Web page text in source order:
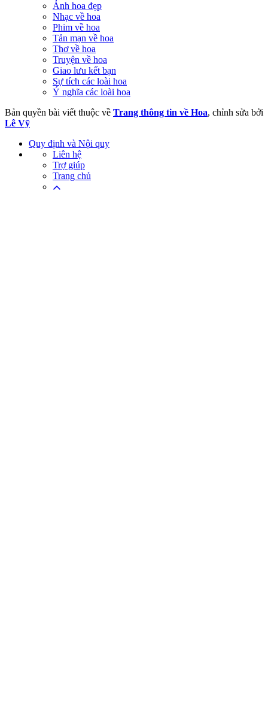
Ảnh hoa đẹp
Nhạc về hoa
Phim về hoa
Tản mạn về hoa
Thơ về hoa
Truyện về hoa
Giao lưu kết bạn
Sự tích các loài hoa
Ý nghĩa các loài hoa
Bản quyền bài viết thuộc về Trang thông tin về Hoa, chỉnh sửa bởi
Lê Vỹ
Quy định và Nội quy
Liên hệ
Trợ giúp
Trang chủ